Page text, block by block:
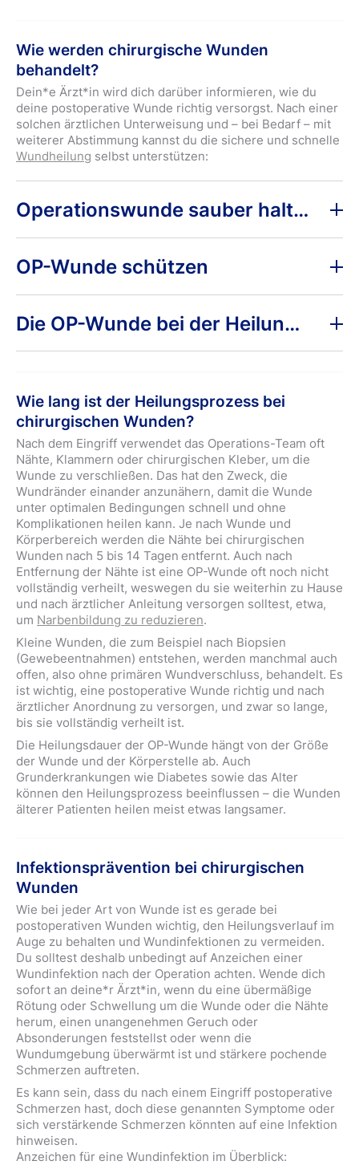
Wie werden chirurgische Wunden
behandelt?
Dein*e Ärzt*in wird dich darüber informieren, wie du
deine postoperative Wunde richtig versorgst. Nach einer
solchen ärztlichen Unterweisung und – bei Bedarf – mit
weiterer Abstimmung kannst du die sichere und schnelle
Wundheilung selbst unterstützen:
Operationswunde sauber halten
Wunde sauber halten, indem du die Wunde zum Schutz
vor Infektionen mit demHansaplast Wundspray
Anschließend solltest du die Wunde und die umliegende
verkrustete Verbände können mit dem Wundspray
OP-Wunde schützen
Bakterien, um eine problemlose und schnelle Heilung zu
ermöglichen. Für denWundschutzverwendest du nach
dem sanften Abtrocknen der Haut denHansaplast
eignet sich ideal für mittelgroße bis größere OP-Wunden
nach kleineren Eingriffen.
Um deine Wunde vor Wasser zu schützen, verwende
die sterilenAqua Protect XLoder AquaProtect
XXLPflaster von Hansaplast.
Auch mit sterilen Kompressen lassen sich größere,
postoperative Wunden gut abdecken. Sie eignen sich
zudem, um Wunden bei Bedarf beim Verbandwechsel zu
reinigen. Dazu verwendest du zuerst dasHansaplast
Wundsprayund tupfst die Wunde und die umliegende
Haut anschließend mit Hilfe der sterilen Kompresse
vorsichtig trocken.
Die OP-Wunde bei der Heilung unterstützen
Ärzt*innen die
Hansaplast Wundheilsalbe
zur weiteren
Nachsorge verwenden.
Wie lang ist der Heilungsprozess bei
chirurgischen Wunden?
Nach dem Eingriff verwendet das Operations-Team oft
Nähte, Klammern oder chirurgischen Kleber, um die
Wunde zu verschließen. Das hat den Zweck, die
Wundränder einander anzunähern, damit die Wunde
unter optimalen Bedingungen schnell und ohne
Komplikationen heilen kann. Je nach Wunde und
Körperbereich werden die Nähte bei chirurgischen
Wunden nach 5 bis 14 Tagen entfernt. Auch nach
Entfernung der Nähte ist eine OP-Wunde oft noch nicht
vollständig verheilt, weswegen du sie weiterhin zu Hause
und nach ärztlicher Anleitung versorgen solltest, etwa,
um Narbenbildung zu reduzieren.
Kleine Wunden, die zum Beispiel nach Biopsien
(Gewebeentnahmen) entstehen, werden manchmal auch
offen, also ohne primären Wundverschluss, behandelt. Es
ist wichtig, eine postoperative Wunde richtig und nach
ärztlicher Anordnung zu versorgen, und zwar so lange,
bis sie vollständig verheilt ist.
Die Heilungsdauer der OP-Wunde hängt von der Größe
der Wunde und der Körperstelle ab. Auch
Grunderkrankungen wie Diabetes sowie das Alter
können den Heilungsprozess beeinflussen – die Wunden
älterer Patienten heilen meist etwas langsamer.
Infektionsprävention bei chirurgischen
Wunden
Wie bei jeder Art von Wunde ist es gerade bei
postoperativen Wunden wichtig, den Heilungsverlauf im
Auge zu behalten und Wundinfektionen zu vermeiden.
Du solltest deshalb unbedingt auf Anzeichen einer
Wundinfektion nach der Operation achten. Wende dich
sofort an deine*r Ärzt*in, wenn du eine übermäßige
Rötung oder Schwellung um die Wunde oder die Nähte
herum, einen unangenehmen Geruch oder
Absonderungen feststellst oder wenn die
Wundumgebung überwärmt ist und stärkere pochende
Schmerzen auftreten.
Es kann sein, dass du nach einem Eingriff postoperative
Schmerzen hast, doch diese genannten Symptome oder
sich verstärkende Schmerzen könnten auf eine Infektion
hinweisen.
Anzeichen für eine Wundinfektion im Überblick: